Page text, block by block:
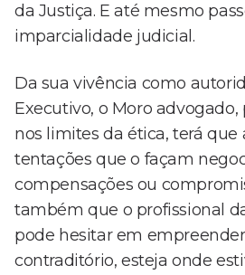
da Justiça. E até mesmo
imparcialidade judicial.
Da sua vivência como
Executivo, o Moro
nos limites da ética, terá que
tentações que o façam
compensações ou
também que o profissional
pode hesitar em
contraditório, esteja onde